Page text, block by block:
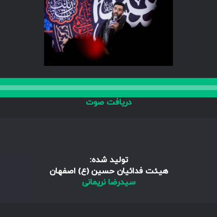
دریافت صوت
تولید شده:
هیئت فدائیان حسین (ع) اصفهان
سیدرضا نریمانی